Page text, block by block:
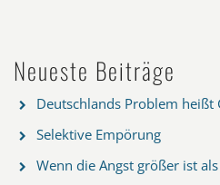
Neueste Beiträge
Deutschlands Problem
Selektive Empörung
Wenn die Angst größer ist